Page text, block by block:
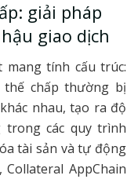
giải pháp
giao dịch
mang tính cấu trúc:
chấp thường bị
nhau, tạo ra độ
các quy trình
tài sản và tự động
AppChain